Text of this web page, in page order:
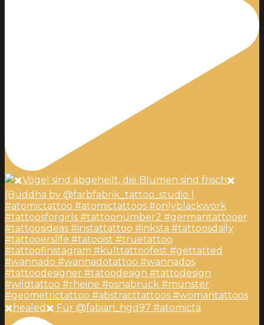
✖️healed✖️ Für @fabian_hgd97 #atomicta